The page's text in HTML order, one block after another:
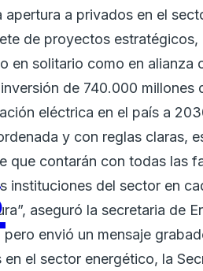
apertura a privados en el
de proyectos
en solitario como en alianza
de 740.000
eléctrica en el país a
y con reglas claras,
que contarán con todas las
instituciones del sector en
aseguró la secretaria de
envió un mensaje
el sector energético, la